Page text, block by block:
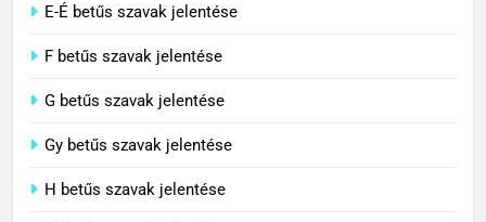
4
Contemporary jelentése
E-É betűs szavak jelentése
F betűs szavak jelentése
G betűs szavak jelentése
Gy betűs szavak jelentése
H betűs szavak jelentése